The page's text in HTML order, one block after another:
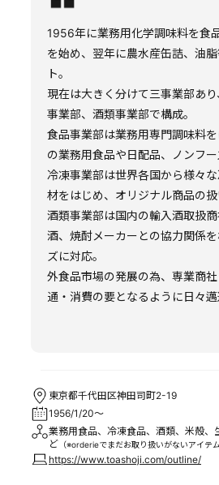
1956年に業務用化学調味料を食
を始め、翌年に農水産缶詰、油
ト。
現在は大きく分けて三事業部あ
事業部、酒類事業部で構成。
食品事業部は業務用専門調味料
の業務用食品や日配品、ノンフー
冷凍事業部は世界各国から様々
材をはじめ、オリジナル商品の扱
酒類事業部は国内の輸入酒取扱
酒、焼酎メーカーとの協力関係
ズに対応。
外食品市場の発展の為、専業商
通・消費の要となるように日々邁
東京都千代田区神田司町2-19
1956/1/20～
業務用食品、冷凍食品、酒類、米殻、
ど （※orderieでまだお取り扱いがないアイテ
https://www.toashoji.com/outline/